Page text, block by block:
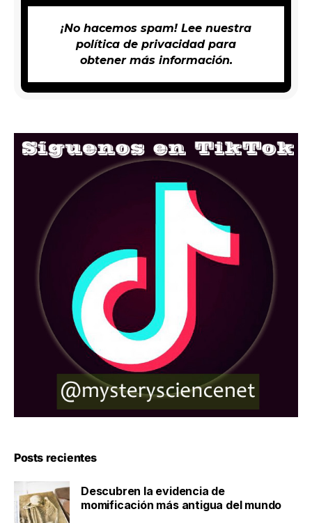
¡No hacemos spam! Lee nuestra
política de privacidadpara
obtener más información.
Posts recientes
Descubren la evidencia de
momificación más antigua del mundo